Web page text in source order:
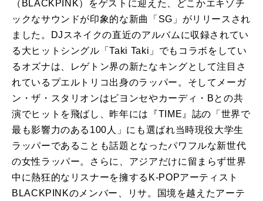
（BLACKPINK）をゲストに迎えた、どこかエキゾチ
ックなサウンドが印象的な新曲「SG」がリリースされ
ました。DJスネイクの直近のアルバムに収録されてい
る大ヒットシングル「Taki Taki」でもコラボをしてい
るオズナは、レゲトン界の新たなキングとして注目さ
れているプエルトリコ出身のラッパー。そしてメーガ
ン・ザ・スタリオンはビヨンセやカーディ・Bとの共
演でヒットを飛ばし、昨年には『TIME』誌の「世界で
最も影響力のある100人」にも選ばれ当時現役大学生
ラッパーであることも話題となったパワフルな新世代
の女性ラッパー。さらに、アジアだけに留まらず世界
中に熱狂的なリスナーを擁するK-POPアーティスト
BLACKPINKのメンバー、リサ。国境を越えたアーテ